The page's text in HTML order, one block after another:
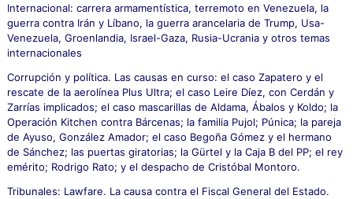
r
:
Internacional: carrera armamentística, terremoto en Venezuela, la
guerra contra Irán y Líbano, la guerra arancelaria de Trump, Usa-
Venezuela, Groenlandia, Israel-Gaza, Rusia-Ucrania y otros temas
internacionales
Corrupción y política. Las causas en curso: el caso Zapatero y el
rescate de la aerolínea Plus Ultra; el caso Leire Díez, con Cerdán y
Zarrías implicados; el caso mascarillas de Aldama, Ábalos y Koldo; la
Operación Kitchen contra Bárcenas; la familia Pujol; Púnica; la pareja
de Ayuso, González Amador; el caso Begoña Gómez y el hermano
de Sánchez; las puertas giratorias; la Gürtel y la Caja B del PP; el rey
emérito; Rodrigo Rato; y el despacho de Cristóbal Montoro.
Tribunales: Lawfare. La causa contra el Fiscal General del Estado.